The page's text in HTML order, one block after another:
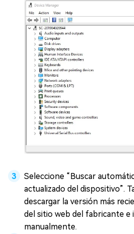
Seleccione “Buscar
actualizado del dispositivo”.
descargar la versión más
del sitio web del fabricante e
manualmente.